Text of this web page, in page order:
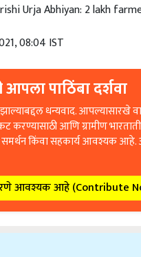
Urja Abhiyan: 2 lakh
08:04 IST
आपला पाठिंबा दर्शवा
धन्यवाद. आपल्यासारखे
करण्यासाठी आणि ग्रामीण
समर्थन किंवा सहकार्य आवश्यक आहे.
आवश्यक आहे (Contribute